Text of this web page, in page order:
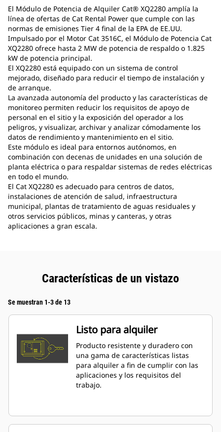
El Módulo de Potencia de Alquiler Cat® XQ2280 amplía la
línea de ofertas de Cat Rental Power que cumple con las
normas de emisiones Tier 4 final de la EPA de EE.UU.
Impulsado por el Motor Cat 3516C, el Módulo de Potencia Cat
XQ2280 ofrece hasta 2 MW de potencia de respaldo o 1.825
kW de potencia principal.
El XQ2280 está equipado con un sistema de control
mejorado, diseñado para reducir el tiempo de instalación y
de arranque.
La avanzada autonomía del producto y las características de
monitoreo permiten reducir los requisitos de apoyo de
personal en el sitio y la exposición del operador a los
peligros, y visualizar, archivar y analizar cómodamente los
datos de rendimiento y mantenimiento en el sitio.
Este módulo es ideal para entornos autónomos, en
combinación con decenas de unidades en una solución de
planta eléctrica o para respaldar sistemas de redes eléctricas
en todo el mundo.
El Cat XQ2280 es adecuado para centros de datos,
instalaciones de atención de salud, infraestructura
municipal, plantas de tratamiento de aguas residuales y
otros servicios públicos, minas y canteras, y otras
aplicaciones a gran escala.
Características de un vistazo
Se muestran 1-3 de 13
Listo para alquiler
Producto resistente y duradero con
una gama de características listas
para alquiler a fin de cumplir con las
aplicaciones y los requisitos del
trabajo.